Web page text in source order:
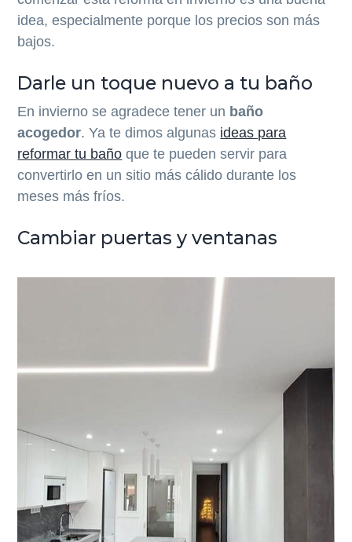
idea, especialmente porque los precios son más
bajos.
Darle un toque nuevo a tu baño
En invierno se agradece tener un baño
acogedor. Ya te dimos algunas ideas para
reformar tu baño que te pueden servir para
convertirlo en un sitio más cálido durante los
meses más fríos.
Cambiar puertas y ventanas